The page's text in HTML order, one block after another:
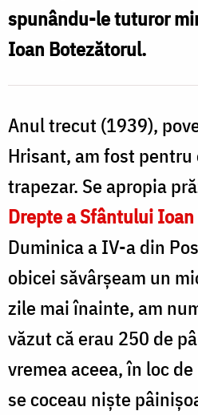
Ioan
Botezătorul
Foto:
Benedict
Both
spunându-le tuturor
Ioan Botezătorul.
Anul trecut (1939),
Hrisant, am fost pentru
trapezar. Se apropia
Drepte a Sfântului
Duminica a IV-a din
obicei săvârşeam un
zile mai înainte, am
văzut că erau 250 de
vremea aceea, în loc
se coceau niște